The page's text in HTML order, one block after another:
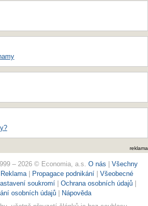
reklama
– 2026 © Economia, a.s. O nás
Všechny
Reklama Propagace podnikání| Všeobecné
soukromí Ochrana osobních údajů
osobních údajů
Nápověda